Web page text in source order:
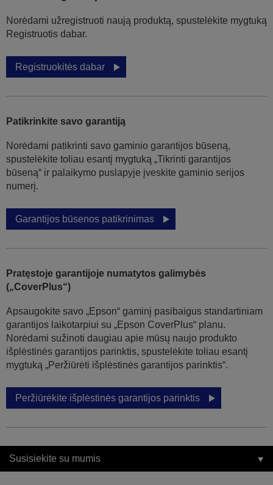
Norėdami užregistruoti naują produktą, spustelėkite mygtuką
Registruotis dabar.
Registruokitės dabar
Patikrinkite savo garantiją
Norėdami patikrinti savo gaminio garantijos būseną,
spustelėkite toliau esantį mygtuką „Tikrinti garantijos
būseną“ ir palaikymo puslapyje įveskite gaminio serijos
numerį.
Garantijos būsenos patikrinimas
Pratęstoje garantijoje numatytos galimybės
(„CoverPlus“)
Apsaugokite savo „Epson“ gaminį pasibaigus standartiniam
garantijos laikotarpiui su „Epson CoverPlus“ planu.
Norėdami sužinoti daugiau apie mūsų naujo produkto
išplėstinės garantijos parinktis, spustelėkite toliau esantį
mygtuką „Peržiūrėti išplėstinės garantijos parinktis“.
Peržiūrėkite išplėstinės garantijos parinktis
Susisiekite su mumis